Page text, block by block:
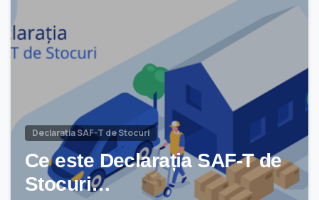
Declaratia SAF-T de Stocuri
Ce este Declarația SAF-T de
Stocuri…